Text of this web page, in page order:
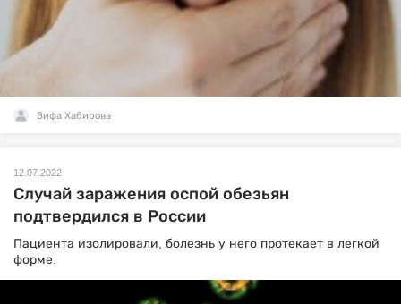
Зифа Хабирова
12.07.2022
Случай заражения оспой обезьян
подтвердился в России
Пациента изолировали, болезнь у него протекает в легкой
форме.